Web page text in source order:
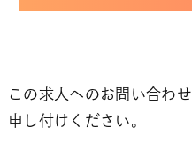
この求人へのお問い合わ
申し付けください。